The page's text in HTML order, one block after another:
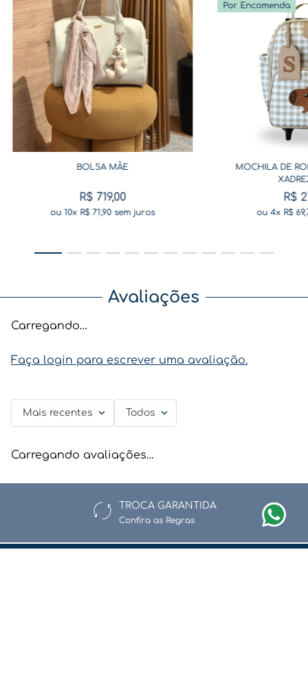
BOLSA MÃE
R$ 719,00
ou10x R$ 71,90sem juros
Por Encomenda
MOCHILA DE
R$
ou 4x R$ 69,
Avaliações
Carregando…
Faça login para escrever uma avaliação.
Mais recentes Todos
Carregando avaliações…
TROCA GARANTIDA
Confira as Regras